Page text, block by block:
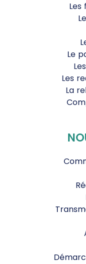
Le
Les
La